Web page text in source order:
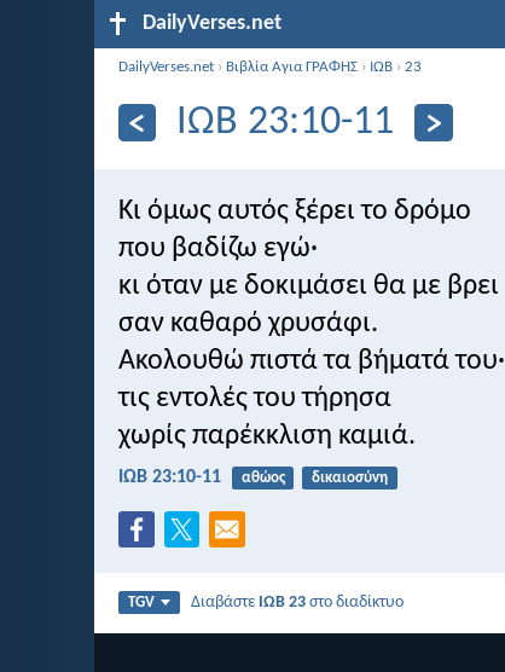
DailyVerses.net
DailyVerses.net › Βιβλία Αγια ΓΡΑΦΗΣ › ΙΩΒ ›23
ΙΩΒ 23:10-11
Κι όμως αυτός ξέρει το δρόμο
που βαδίζω εγώ·
κι όταν με δοκιμάσει θα με βρει
σαν καθαρό χρυσάφι.
Ακολουθώ πιστά τα βήματά του·
τις εντολές του τήρησα
χωρίς παρέκκλιση καμιά.
ΙΩΒ 23:10-11 αθώος δικαιοσύνη
TGV Διαβάστε ΙΩΒ 23 στο διαδίκτυο